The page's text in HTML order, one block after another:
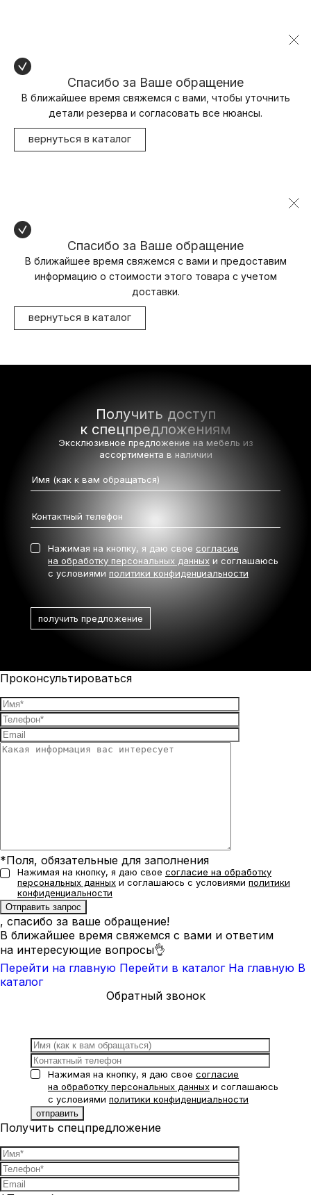
Спасибо за Ваше обращение
В ближайшее время свяжемся с вами, чтобы уточнить
детали резерва и согласовать все нюансы.
вернуться в каталог
Спасибо за Ваше обращение
В ближайшее время свяжемся с вами и предоставим
информацию о стоимости этого товара с учетом
доставки.
вернуться в каталог
Получить доступ
к спецпредложениям
Эксклюзивное предложение на мебель из
ассортимента в наличии
Нажимая на кнопку, я даю свое согласие
на обработку персональных данных и соглашаюсь
с условиями политики конфиденциальности
Проконсультироваться
*Поля, обязательные для заполнения
Нажимая на кнопку, я даю свое согласие на обработку
персональных данных и соглашаюсь с условиями политики
конфиденциальности
, спасибо за ваше обращение!
В ближайшее время свяжемся с вами и ответим
на интересующие вопросы👌
Перейти на главную Перейти в каталог На главную В
каталог
Обратный звонок
Нажимая на кнопку, я даю свое согласие
на обработку персональных данных и соглашаюсь
с условиями политики конфиденциальности
Получить спецпредложение